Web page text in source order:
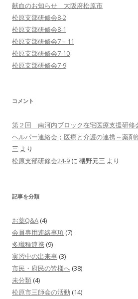
献血のお知らせ 大阪府松原市
松原支部研修会8-2
松原支部研修会8-1
松原支部研修会7－11
松原支部研修会7-10
松原支部研修会7-9
コメント
第２回 南河内ブロック在宅医療支援研修
ヘルパー連絡会；医療と介護の連携～薬剤
三 より
松原支部研修会24-9 に 磯野元三 より
記事を分類
お薬Q&A (4)
会員専用連絡事項 (7)
多職種連携 (9)
実習中の出来事 (3)
市民・府民の皆様へ (38)
未分類 (4)
松原市三師会の活動 (14)